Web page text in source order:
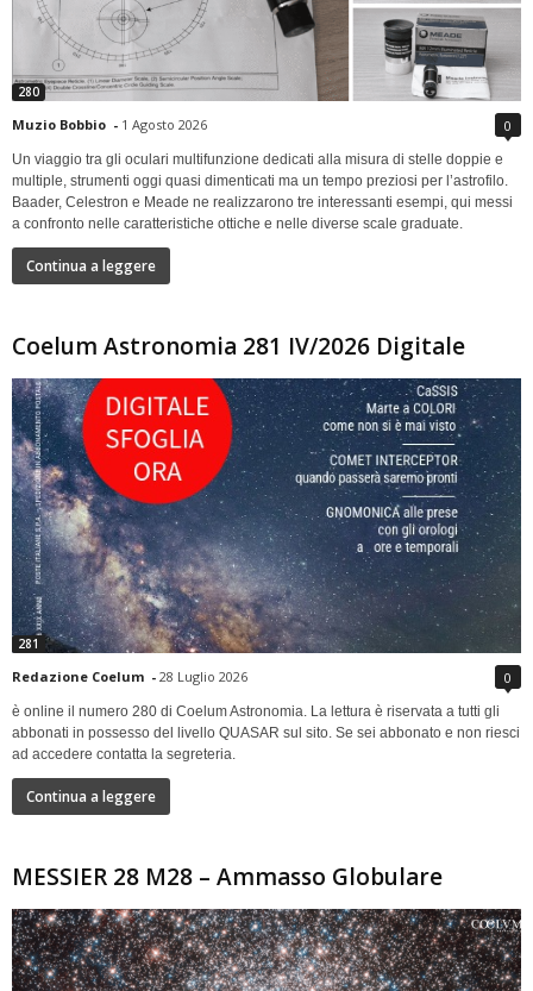
280
Muzio Bobbio - 1 Agosto 2026 0
Un viaggio tra gli oculari multifunzione dedicati alla misura di stelle doppie e
multiple, strumenti oggi quasi dimenticati ma un tempo preziosi per l’astrofilo.
Baader, Celestron e Meade ne realizzarono tre interessanti esempi, qui messi
a confronto nelle caratteristiche ottiche e nelle diverse scale graduate.
Continua a leggere
Coelum Astronomia 281 IV/2026 Digitale
281
Redazione Coelum - 28 Luglio 2026 0
è online il numero 280 di Coelum Astronomia. La lettura è riservata a tutti gli
abbonati in possesso del livello QUASAR sul sito. Se sei abbonato e non riesci
ad accedere contatta la segreteria.
Continua a leggere
MESSIER 28 M28 – Ammasso Globulare